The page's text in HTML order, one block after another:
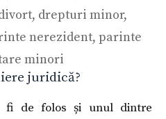
, drepturi minor,
nerezident, parinte
minori
juridică?
fi de folos și unul dintre